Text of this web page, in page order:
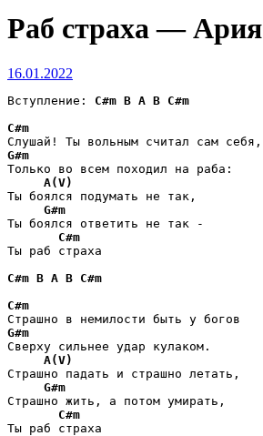
Раб страха — Ария
16.01.2022
Вступление: C#m B A B C#m
C#m
G#m
Только во всем походил на раба:
A(V)
Ты боялся подумать не так,
G#m
Ты боялся ответить не так -
C#m
Ты раб страха
C#m B A B C#m
C#m
G#m
Сверху сильнее удар кулаком.
A(V)
Страшно падать и страшно летать,
G#m
Страшно жить, а потом умирать,
C#m
Ты раб страха